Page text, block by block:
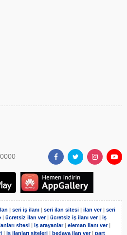
| seri iş ilanı | seri ilan sitesi | ilan ver| seri
| ücretsiz ilan ver| ücretsiz iş ilanı ver| iş
sitesi | iş arayanlar| eleman ilanı ver|
| iş ilanları siteleri | bedava ilan ver| part